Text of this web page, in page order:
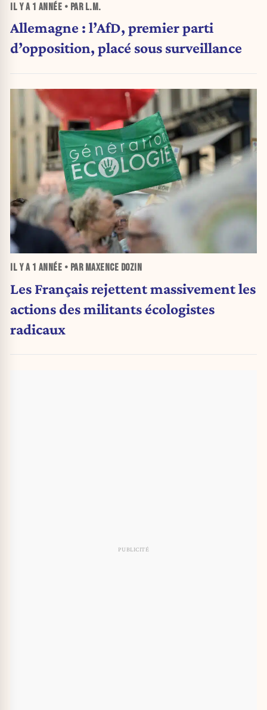
IL Y A 1 ANNÉE • PAR L.M.
Allemagne : l’AfD, premier parti
d’opposition, placé sous surveillance
IL Y A 1 ANNÉE • PAR MAXENCE DOZIN
Les Français rejettent massivement les
actions des militants écologistes
radicaux